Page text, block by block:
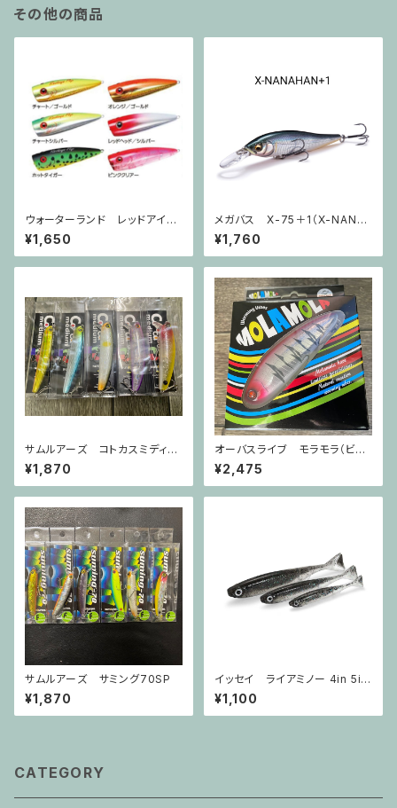
その他の商品
ウォーターランド レッドアイポ
ップ LENGTH62ｍｍ WEIG
HT8.5g
¥1,650
メガバス X-75＋1（X-NANA
HAN+1）
¥1,760
サムルアーズ コトカスミディア
ム
¥1,870
オーバスライブ モラモラ（ビッ
グバスレッドタイガー）
¥2,475
サムルアーズ サミング70SP
¥1,870
イッセイ ライアミノー 4in 5in
※ネコポスでのご注文は3個
まででお願いいたします。
¥1,100
CATEGORY